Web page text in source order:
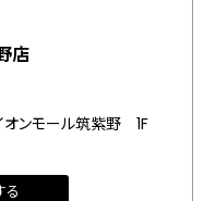
店
ンモール筑紫野 1F
る